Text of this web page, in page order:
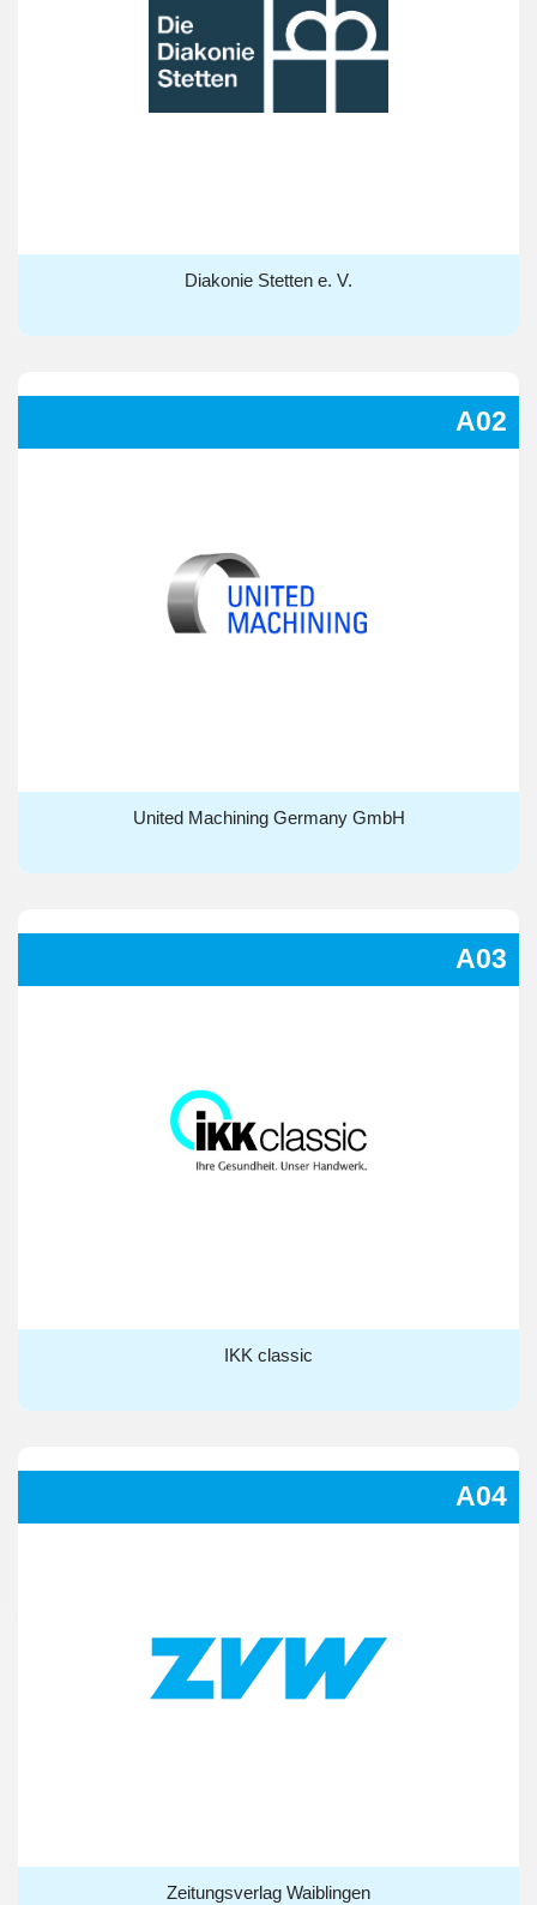
Diakonie Stetten e. V.
Diakonie Stetten e. V.
A02
United Machining Germany GmbH
United Machining Germany GmbH
A03
IKK classic
IKK classic
A04
Zeitungsverlag Waiblingen
Zeitungsverlag Waiblingen